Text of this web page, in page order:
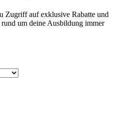
Zugriff auf exklusive Rabatte und
um deine Ausbildung immer